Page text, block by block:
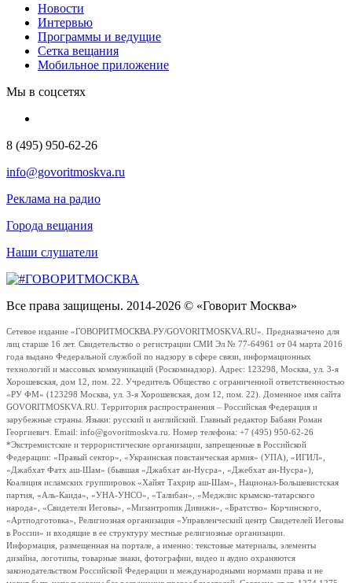
Новости
Интервью
Программы и ведущие
Сетка вещания
Мобильное приложение
Мы в соцсетях
8 (495) 950-62-26
info@govoritmoskva.ru
Реклама на радио
Города вещания
Наши слушатели
Все права защищены. 2014-2026 © «Говорит Москва»
Сетевое издание «ГОВОРИТМОСКВА.РУ/GOVORITMOSKVA.RU». Предназначено для
лиц старше 16 лет. Свидетельство о регистрации СМИ Эл № 77-64961 от 04 марта 2016
года выдано Федеральной службой по надзору в сфере связи, информационных
технологий и массовых коммуникаций (Роскомнадзор). Адрес: 123298, Москва, ул. 3-я
Хорошевская, дом 12, пом. 22. Учредитель Общество с ограниченной ответственностью
«РУ ФМ» (123298 Москва, ул. 3-я Хорошевская, дом 12, пом. 22). Доменное имя сайта
GOVORITMOSKVA.RU. Территория распространения – Российская Федерация и
зарубежные страны. Языки: русский и английский. Главный редактор Бабаян Роман
Георгиевич. Email: info@govoritmoskva.ru. Номер телефона: +7 (495) 950-62-26
*Экстремистские и террористические организации, запрещенные в Российской
Федерации: «Правый сектор», «Украинская повстанческая армия» (УПА), «ИГИЛ»,
«Джабхат Фатх аш-Шам» (бывшая «Джабхат ан-Нусра», «Джебхат ан-Нусра»),
Коалиция исламских группировок «Хайят Тахрир аш-Шам», Национал-Большевистская
партия, «Аль-Каида», «УНА-УНСО», «Талибан», «Меджлис крымско-татарского
народа», «Свидетели Иеговы», «Мизантропик Дивижн», «Братство» Корчинского,
«Артподготовка», Религиозная организация «Управленческий центр Свидетелей Иеговы
в России» и входящие в ее структуру местные религиозные организации.
Информация, размещенная на портале, а именно: текстовые материалы, элементы
дизайна, логотипы, товарные знаки, фотографии, видео и аудио охраняются
законодательством Российской Федерации и международными нормами права и не